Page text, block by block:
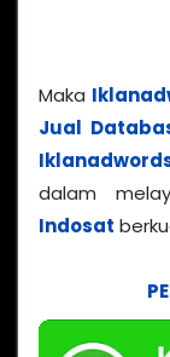
Maka
Jual
dalam
Indosat